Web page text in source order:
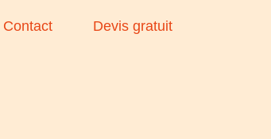
Contact Devis gratuit